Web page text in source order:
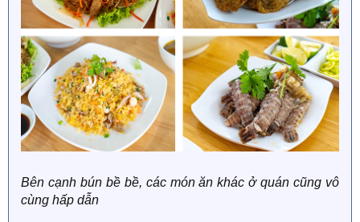
Bên cạnh bún bề bề, các món ăn khác ở quán cũng vô
cùng hấp dẫn